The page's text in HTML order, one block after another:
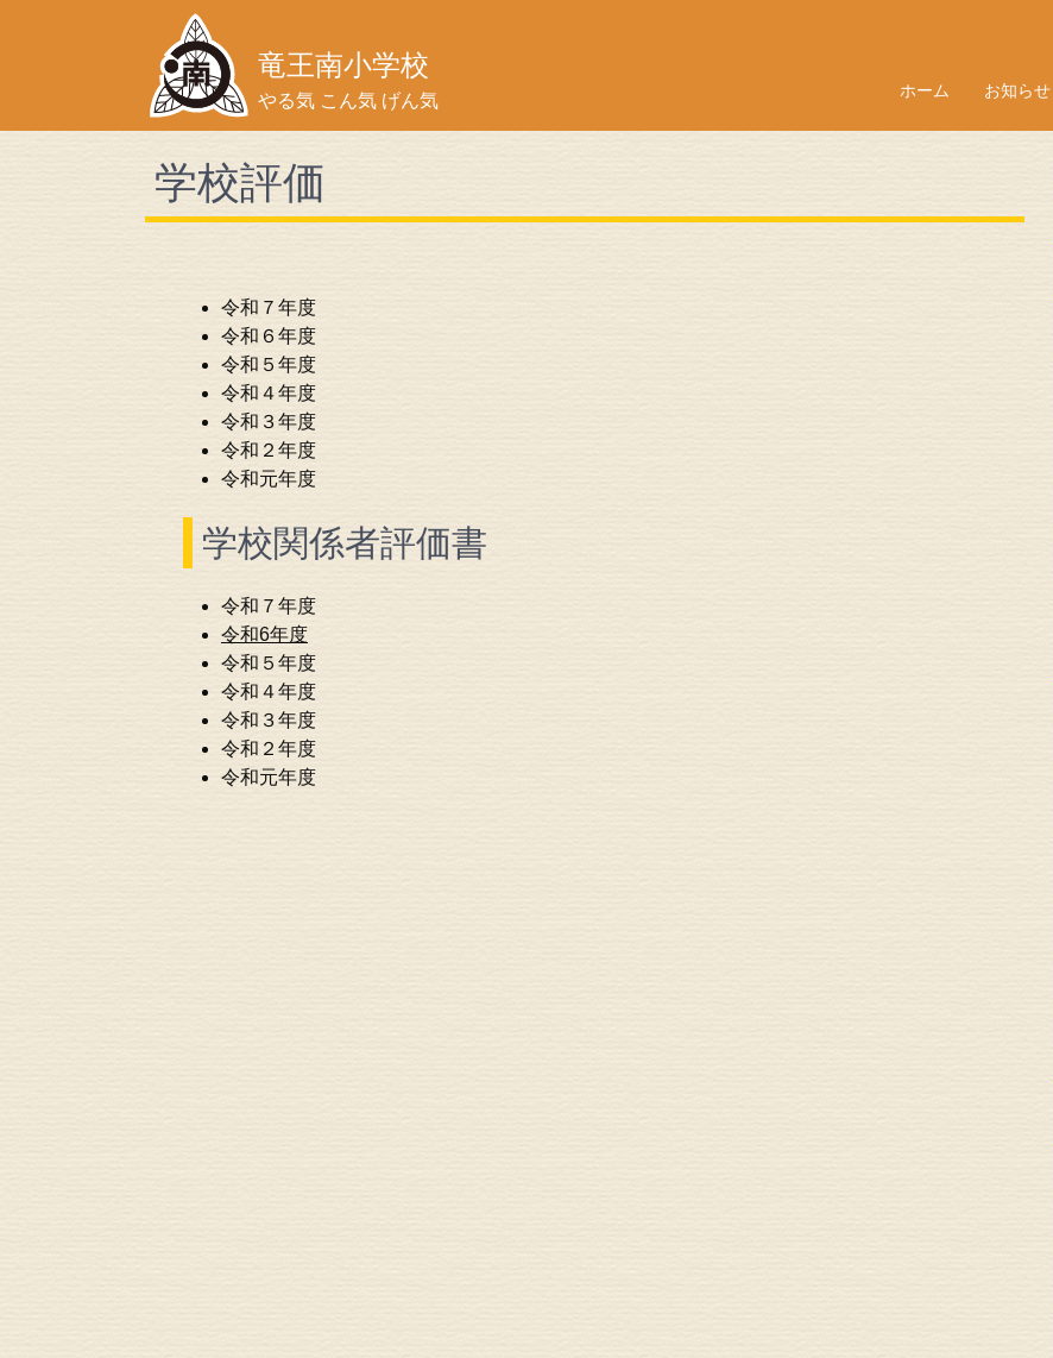
竜王南小学校
やる気 こん気 げん気 ホーム お知らせ
学校評価
令和７年度
令和６年度
令和５年度
令和４年度
令和３年度
令和２年度
令和元年度
学校関係者評価書
令和７年度
令和6年度
令和５年度
令和４年度
令和３年度
令和２年度
令和元年度